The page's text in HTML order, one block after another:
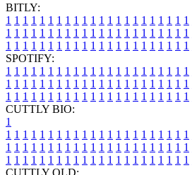
BITLY:
1 1 1 1 1 1 1 1 1 1 1 1 1 1 1 1 1 1 1 1 1 1
1 1 1 1 1 1 1 1 1 1 1 1 1 1 1 1 1 1 1 1 1 1
1 1 1 1 1 1 1 1 1 1 1 1 1 1 1 1 1 1 1 1 1 1
SPOTIFY:
1 1 1 1 1 1 1 1 1 1 1 1 1 1 1 1 1 1 1 1 1 1
1 1 1 1 1 1 1 1 1 1 1 1 1 1 1 1 1 1 1 1 1 1
1 1 1 1 1 1 1 1 1 1 1 1 1 1 1 1 1 1 1 1 1 1
CUTTLY BIO:
1
1 1 1 1 1 1 1 1 1 1 1 1 1 1 1 1 1 1 1 1 1 1
1 1 1 1 1 1 1 1 1 1 1 1 1 1 1 1 1 1 1 1 1 1
1 1 1 1 1 1 1 1 1 1 1 1 1 1 1 1 1 1 1 1 1 1
CUTTLY OLD: